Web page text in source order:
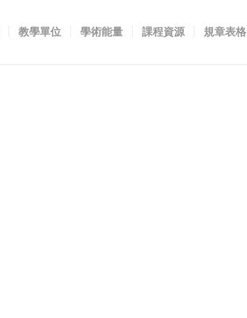
教學單位 學術能量 課程資源 規章表格